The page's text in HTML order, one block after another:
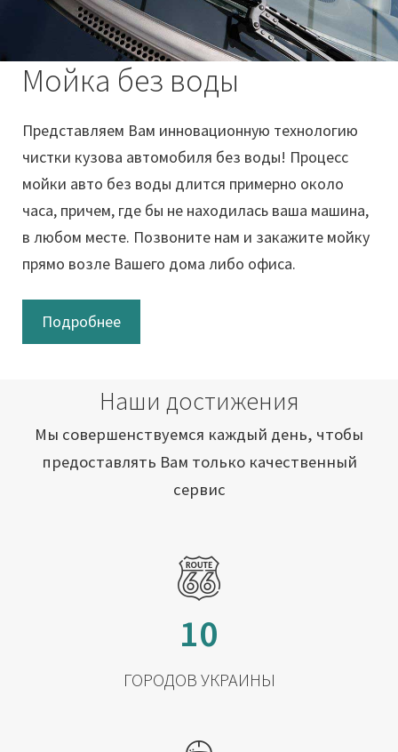
Мойка без воды
Представляем Вам инновационную технологию
чистки кузова автомобиля без воды! Процесс
мойки авто без воды длится примерно около
часа, причем, где бы не находилась ваша машина,
в любом месте. Позвоните нам и закажите мойку
прямо возле Вашего дома либо офиса.
Подробнее
Наши достижения
Мы совершенствуемся каждый день, чтобы
предоставлять Вам только качественный
сервис
10
ГОРОДОВ УКРАИНЫ